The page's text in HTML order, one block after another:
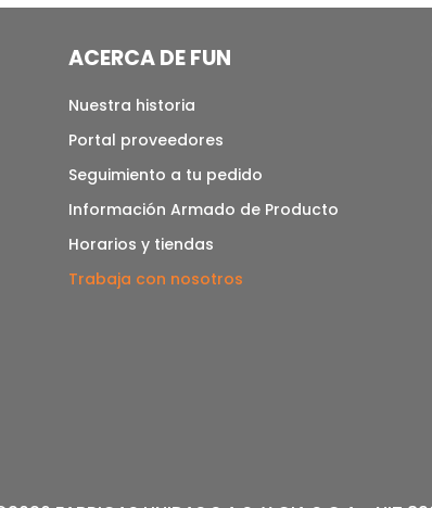
ACERCA DE FUN
Nuestra historia
Portal proveedores
Seguimiento a tu pedido
Información Armado de Producto
Horarios y tiendas
Trabaja con nosotros